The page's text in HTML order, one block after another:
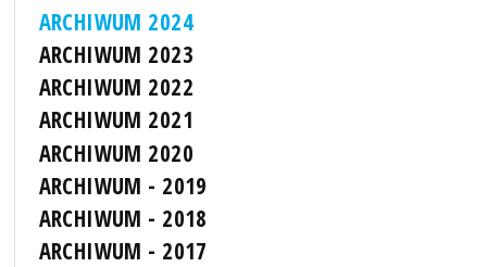
ARCHIWUM 2024
ARCHIWUM 2023
ARCHIWUM 2022
ARCHIWUM 2021
ARCHIWUM 2020
ARCHIWUM - 2019
ARCHIWUM - 2018
ARCHIWUM - 2017